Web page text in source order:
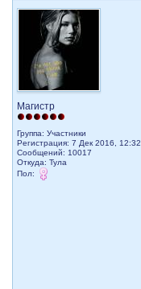
Магистр
Группа: Участники
Регистрация: 7 Дек 2016, 12:32
Сообщений: 10017
Откуда: Тула
Пол: